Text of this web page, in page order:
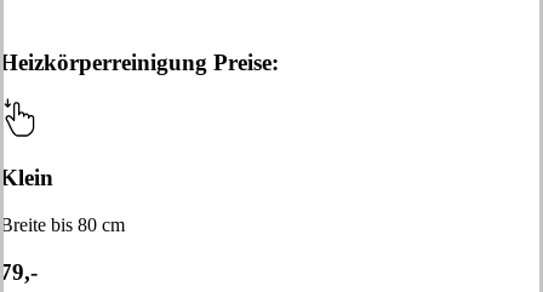
Heizkörperreinigung Preise:
Klein
Breite bis 80 cm
79,-